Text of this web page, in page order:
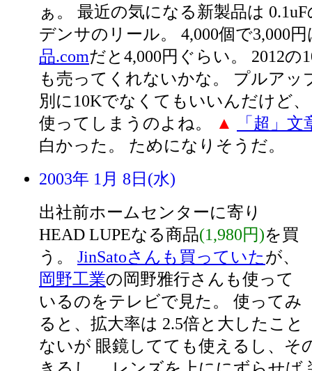
ぁ。 最近の気になる新製品は
デンサのリール。 4,000個で3,000
品.comだと4,000円ぐらい。 2012
も売ってくれないかな。 プルアッ
別に10Kでなくてもいいんだけど
使ってしまうのよね。
▲
「超」文
白かった。 ためになりそうだ。
2003年 1月 8日(水)
出社前ホームセンターに寄り
HEAD LUPEなる商品(1,980円)を買
う。 JinSatoさんも買っていたが、
岡野工業の岡野雅行さんも使って
いるのをテレビで見た。 使ってみ
ると、拡大率は 2.5倍と大したこと
ないが 眼鏡してても使えるし、そ